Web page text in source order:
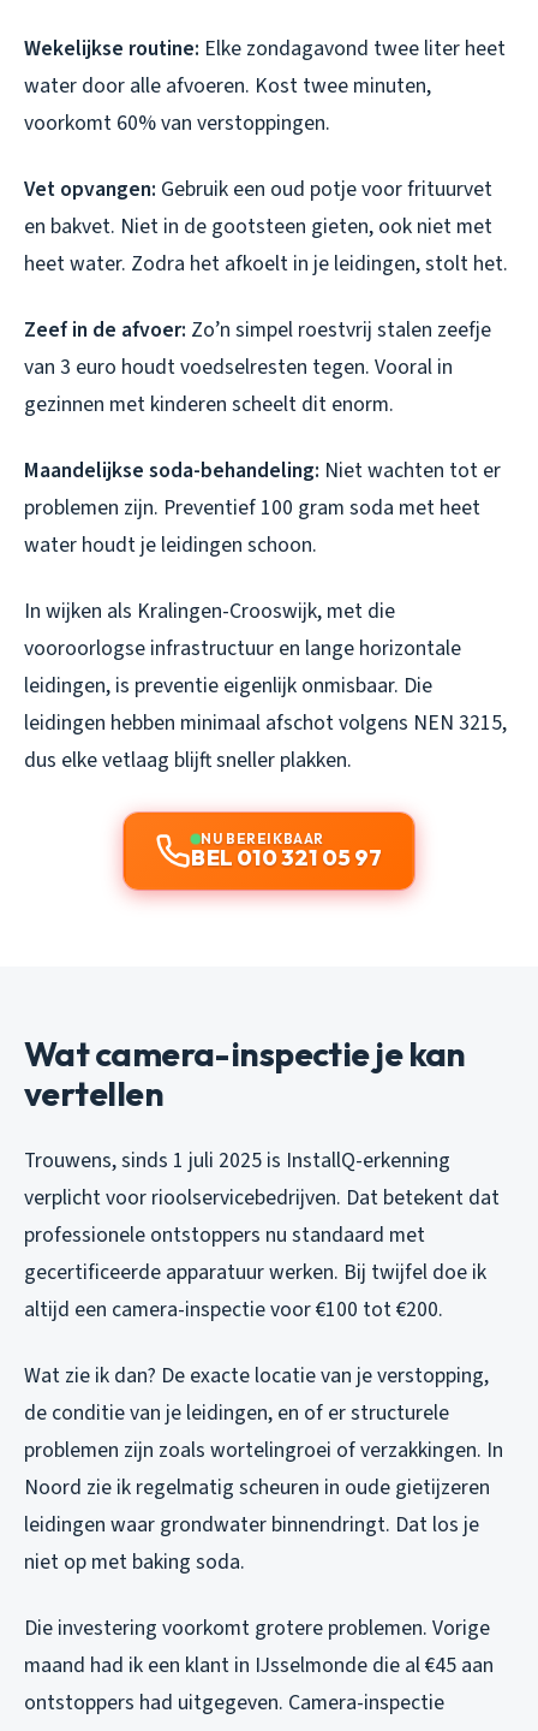
Wekelijkse routine: Elke zondagavond twee liter heet
water door alle afvoeren. Kost twee minuten,
voorkomt 60% van verstoppingen.
Vet opvangen: Gebruik een oud potje voor frituurvet
en bakvet. Niet in de gootsteen gieten, ook niet met
heet water. Zodra het afkoelt in je leidingen, stolt het.
Zeef in de afvoer: Zo’n simpel roestvrij stalen zeefje
van 3 euro houdt voedselresten tegen. Vooral in
gezinnen met kinderen scheelt dit enorm.
Maandelijkse soda-behandeling: Niet wachten tot er
problemen zijn. Preventief 100 gram soda met heet
water houdt je leidingen schoon.
In wijken als Kralingen-Crooswijk, met die
vooroorlogse infrastructuur en lange horizontale
leidingen, is preventie eigenlijk onmisbaar. Die
leidingen hebben minimaal afschot volgens NEN 3215,
dus elke vetlaag blijft sneller plakken.
NU BEREIKBAAR
BEL 010 321 05 97
Wat camera-inspectie je kan
vertellen
Trouwens, sinds 1 juli 2025 is InstallQ-erkenning
verplicht voor rioolservicebedrijven. Dat betekent dat
professionele ontstoppers nu standaard met
gecertificeerde apparatuur werken. Bij twijfel doe ik
altijd een camera-inspectie voor €100 tot €200.
Wat zie ik dan? De exacte locatie van je verstopping,
de conditie van je leidingen, en of er structurele
problemen zijn zoals wortelingroei of verzakkingen. In
Noord zie ik regelmatig scheuren in oude gietijzeren
leidingen waar grondwater binnendringt. Dat los je
niet op met baking soda.
Die investering voorkomt grotere problemen. Vorige
maand had ik een klant in IJsselmonde die al €45 aan
ontstoppers had uitgegeven. Camera-inspectie